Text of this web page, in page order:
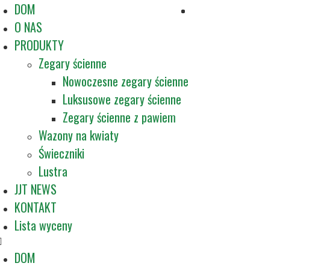
DOM
O NAS
PRODUKTY
Zegary ścienne
Nowoczesne zegary ścienne
Luksusowe zegary ścienne
Zegary ścienne z pawiem
Wazony na kwiaty
Świeczniki
Lustra
JJT NEWS
KONTAKT
Lista wyceny
DOM